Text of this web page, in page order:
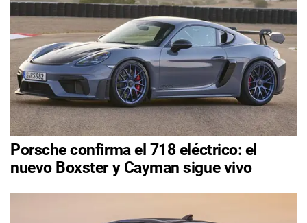
Porsche confirma el 718 eléctrico: el
nuevo Boxster y Cayman sigue vivo